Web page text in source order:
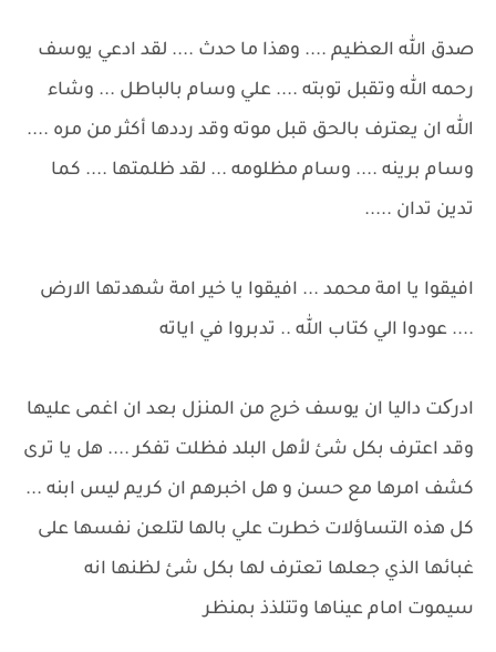
صدق الله العظيم .... وهذا ما حدث .... لقد ادعي يوسف
رحمه الله وتقبل توبته .... علي وسام بالباطل ... وشاء
الله ان يعترف بالحق قبل موته وقد رددها أكثر من مره ....
وسام برينه .... وسام مظلومه ... لقد ظلمتها .... كما
تدين تدان .....
افيقوا يا امة محمد ... افيقوا يا خير امة شهدتها الارض
.... عودوا الي كتاب الله .. تدبروا في اياته
ادرکت داليا ان يوسف خرج من المنزل بعد ان اغمى عليها
وقد اعترف بكل شئ لأهل البلد فظلت تفكر .... هل يا ترى
كشف امرها مع حسن و هل اخبرهم ان كريم ليس ابنه ...
كل هذه التساؤلات خطرت علي بالها لتلعن نفسها على
غبائها الذي جعلها تعترف لها بكل شئ لظنها انه
سيموت امام عيناها وتتلذذ بمنظر